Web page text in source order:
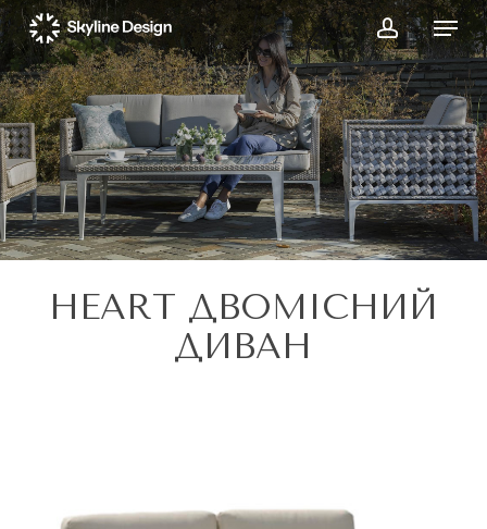
Skip
to
main
content
account
Menu
HEART ДВОМІСНИЙ
ДИВАН